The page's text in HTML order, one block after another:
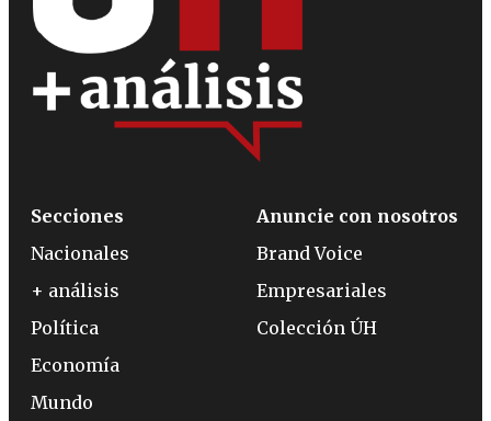
Secciones
Nacionales
+ análisis
Política
Economía
Mundo
Anuncie con nosotros
Brand Voice
Empresariales
Colección ÚH